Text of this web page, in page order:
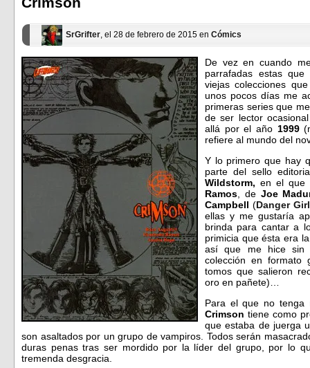
SrGrifter, el 28 de febrero de 2015 en Cómics
De vez en cuando
parrafadas estas
viejas colecciones
unos pocos días me
primeras series que
de ser lector
allá por el año 1999
refiere al mundo del
Y lo primero que hay
parte del sello
Wildstorm,en el que
Ramos , de Joe
Campbell (Danger Girl
ellas y me gustaría
brinda para cantar a
primicia que ésta era
así que me hice sin
colección en formato
tomos que salieron
oro en pañete)…
Para el que no tenga
Crimsontiene como
que estaba de juerga
son asaltados por un grupo de vampiros. Todos serán
duras penas tras ser mordido por la líder del grupo, por lo
tremenda desgracia.